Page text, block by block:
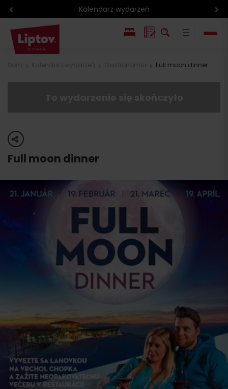
Kalendarz wydarzeń
Full moon dinner
share
Full moon dinner